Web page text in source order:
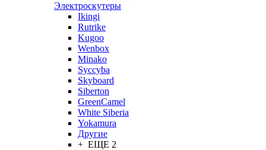
Электроскутеры
Ikingi
Rutrike
Kugoo
Wenbox
Minako
Syccyba
Skyboard
Siberton
GreenCamel
White Siberia
Yokamura
Другие
+ ЕЩЕ 2